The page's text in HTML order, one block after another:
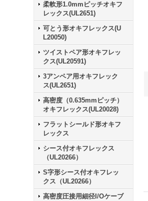
柔軟形1.0mmピッチオキフ
レックス(UL2651)
可とう形オキフレックス(U
L20050)
ツイストペア形オキフレッ
クス(UL20591)
3アンペア用オキフレック
ス(UL2651)
高密度（0.635mmピッチ）
オキフレックス(UL20028)
フラットシールド形オキフ
レックス
シース付オキフレックス
（UL20266）
S字形シース付オキフレッ
クス（UL20266）
高密度圧接用細径I/Oケーブ